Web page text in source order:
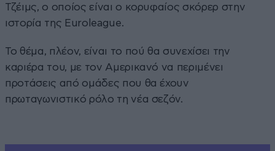
Τζέιμς, ο οποίος είναι ο κορυφαίος σκόρερ στην
ιστορία της Euroleague.
Το θέμα, πλέον, είναι το πού θα συνεχίσει την
καριέρα του, με τον Αμερικανό να περιμένει
προτάσεις από ομάδες που θα έχουν
πρωταγωνιστικό ρόλο τη νέα σεζόν.